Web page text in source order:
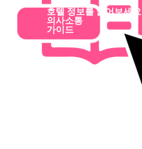
호텔 정보를 읽어보세요
의사소통
가이드